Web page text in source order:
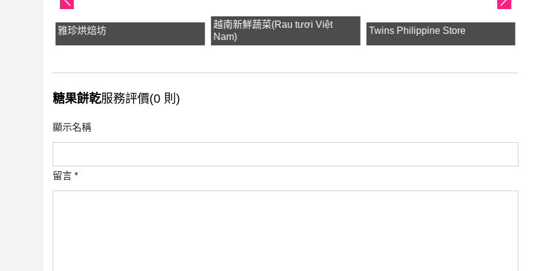
雅珍烘焙坊
越南新鮮蔬菜(Rau tươi Việt
Nam)
Twins Philippine Store
糖果餅乾服務評價(0 則)
顯示名稱
留言 *